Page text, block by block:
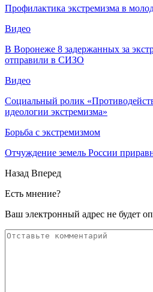
Профилактика экстремизма в
Видео
В Воронеже 8 задержанных за
отправили в СИЗО
Видео
Социальный ролик
идеологии экстремизма»
Борьба с экстремизмом
Отчуждение земель России
Назад Вперед
Есть мнение?
Ваш электронный адрес не будет